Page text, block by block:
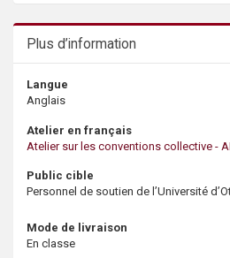
Plus d’information
Langue
Anglais
Atelier en français
Atelier sur les conventions collective -
Public cible
Personnel de soutien de l’Université
Mode de livraison
En classe